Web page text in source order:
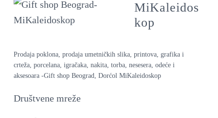
MiKaleidos
kop
Prodaja poklona, prodaja umetničkih slika, printova, grafika i
crteža, porcelana, igračaka, nakita, torba, nesesera, odeće i
aksesoara -Gift shop Beograd, Dorćol MiKaleidoskop
Društvene mreže